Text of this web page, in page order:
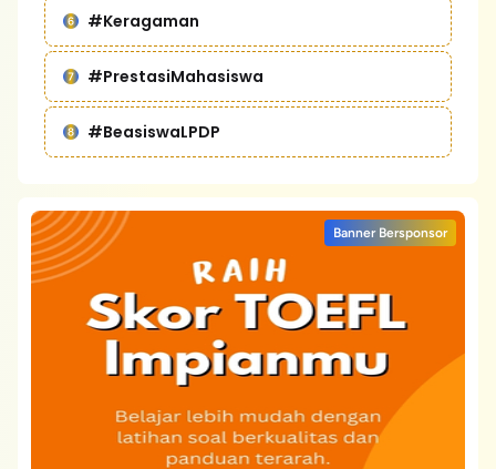
#Keragaman
#PrestasiMahasiswa
#BeasiswaLPDP
Banner Bersponsor